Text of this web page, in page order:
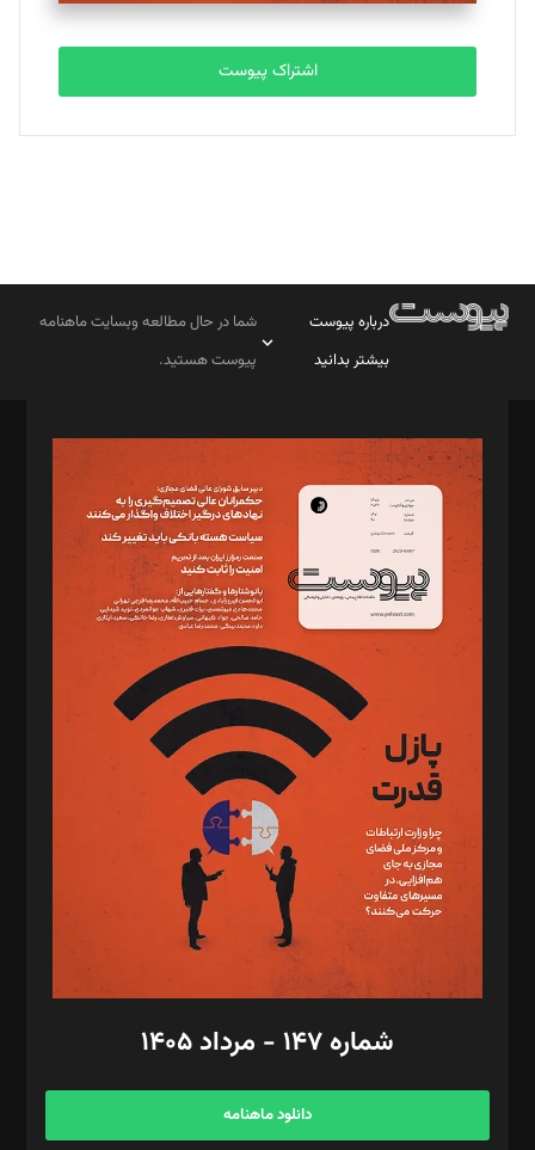
اشتراک پیوست
درباره پیوست
بیشتر بدانید
شما در حال مطالعه وبسایت ماهنامه
پیوست هستید.
مدیر مسئول: محمدباقر اثنی‌عشری
سردبیر: مهرک محمودی
دبیر تحریریه: میثم قاسمی
د‌بیر ناداستان: سمانه سمیع
د‌بیر خدمت و تجارت: ابوالفضل رجبی
د‌بیر حقوق فناوری: حسام‌الدین ایپکچی
د‌بیر پیوست جهان: مینا پاکدل
د‌بیر تحریریه آنلاین: بابک نقاش
تحریریه‌: مجتبی محمود‌ی، آرش برهمند، یسنا امان‌پور، سروش کرمیان،
مصطفی مسجدی آرانی، ابوالفضل رجبی، زهرا فکرانه، فائزه فتحی
رستمی،مصطفی باستان
ویرایش: نگار استاد‌‌آقا
طراح یونیفرم: مجید توکلی
فیلمبرداری و عکاسی: امیر شفیعی، مانی لطفی زاده
گرافیک و صفحه‌آرایی: سید‌سبحان‌علی ثابت
مد‌یر توسعه تجاری: کامبیز برید‌
امور مالی: شاپور رهبری، محمد‌ کاظمی‌نیا
آگهی و مشترکین: ۰۹۱۹۹۹۹۰۴۵۴
شماره ۱۴۷ - مرداد ۱۴۰۵
دانلود ماهنامه